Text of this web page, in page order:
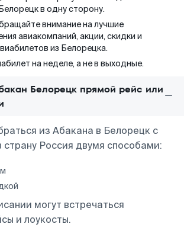
в одну сторону.
внимание на лучшие
авиакомпаний, акции, скидки и
из Белорецка.
на неделе, а не в выходные.
Белорецк прямой рейс или
из Абакана в Белорецк с
Россия двумя способами:
могут встречаться
и лоукосты.